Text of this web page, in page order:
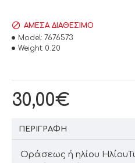
30,00€
ΆΜΕΣΑ ΔΙΑΘΈΣΙΜΟ
Model: 7676573
Weight: 0.20
ΠΕΡΙΓΡΑΦΉ
Οράσεως ή ηλίου